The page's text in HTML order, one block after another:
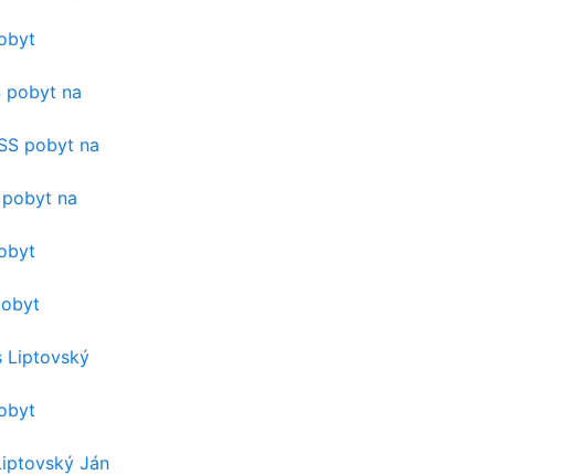
pobyt na
pobyt na
pobyt na
Liptovský
Ján